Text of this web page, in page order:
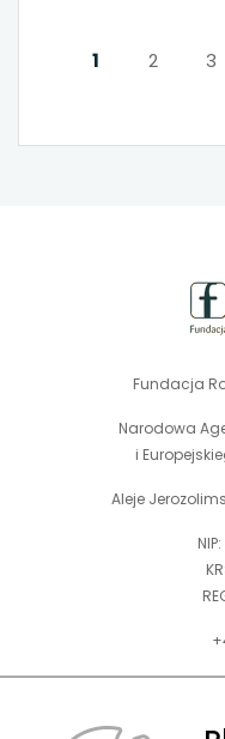
1 2 3
Fundacja
Narodowa
i
Aleje
Zapraszamy do